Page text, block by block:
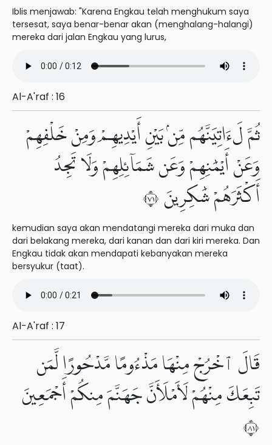
Iblis menjawab: "Karena Engkau telah menghukum saya
tersesat, saya benar-benar akan (menghalang-halangi)
mereka dari jalan Engkau yang lurus,
Al-A'raf : 16
ثُمَّ لَءَاتِيَنَّهُم مِّنۢ بَيْنِ أَيْدِيهِمْ وَمِنْ خَلْفِهِمْ
وَعَنْ أَيْمَٰنِهِمْ وَعَن شَمَآئِلِهِمْ وَلَا تَجِدُ
أَكْثَرَهُمْ شَٰكِرِينَ ١٧
kemudian saya akan mendatangi mereka dari muka dan
dari belakang mereka, dari kanan dan dari kiri mereka. Dan
Engkau tidak akan mendapati kebanyakan mereka
bersyukur (taat).
Al-A'raf : 17
قَالَ ٱخْرُجْ مِنْهَا مَذْءُومًا مَّدْحُورًا لَّمَن
تَبِعَكَ مِنْهُمْ لَأَمْلَأَنَّ جَهَنَّمَ مِنكُمْ أَجْمَعِينَ
١٨